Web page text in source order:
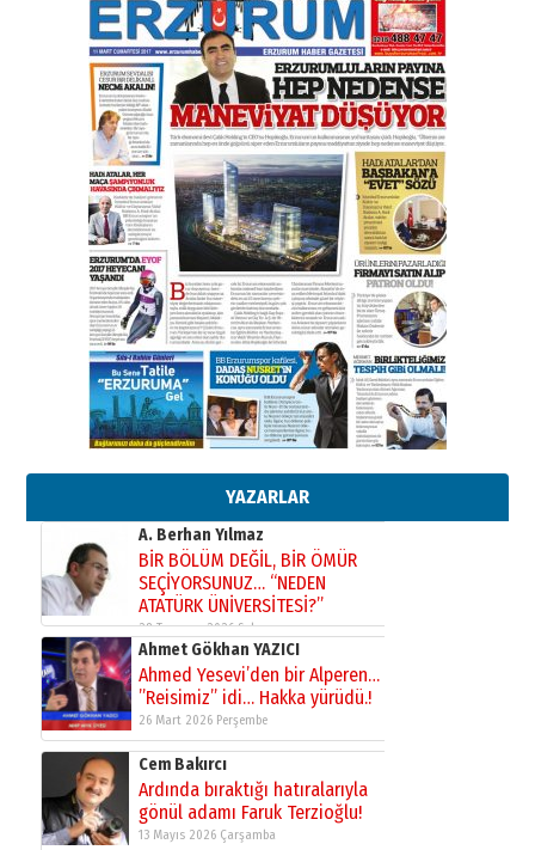
YAZARLAR
Esat BİNDESEN
Başkan Sekmen’den Erzurum’a
bir vizyon proje daha!
02 Ağustos 2026 Pazar
Kadir SABUNCUOĞLU
Erzurumspor’un köşe taşları
29 Haziran 2026 Pazartesi
Kenan GÜLERCİ
Murat Şahsuvaroğlu ERKON’da
çıtayı yukarı taşırken,
yönetimdekiler aşağı
çekmemeli!
17 Şubat 2026 SalıOrhan BOZKURT
Bir fotoğraf, bir şehir, bir
gazeteci… Dizginler kimin
A. Berhan Yılmaz
BİR BÖLÜM DEĞİL, BİR ÖMÜR
SEÇİYORSUNUZ… “NEDEN
ATATÜRK ÜNİVERSİTESİ?”
28 Temmuz 2026 Salı
Ahmet Gökhan YAZICI
Ahmed Yesevi’den bir Alperen…
”Reisimiz” idi… Hakka yürüdü.!
26 Mart 2026 Perşembe
Cem Bakırcı
Ardında bıraktığı hatıralarıyla
gönül adamı Faruk Terzioğlu!
13 Mayıs 2026 Çarşamba